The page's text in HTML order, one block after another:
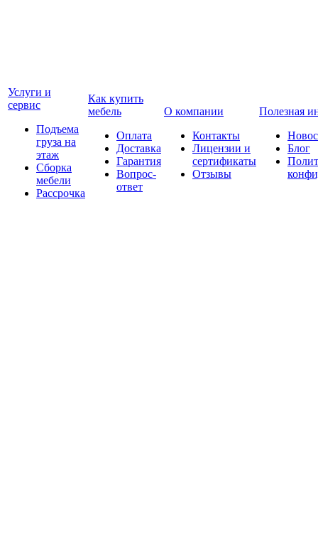
Услуги и
сервис
Подъема
груза на
этаж
Сборка
мебели
Рассрочка
Как купить
мебель
Оплата
Доставка
Гарантия
Вопрос-
ответ
О компании
Контакты
Лицензии и
сертификаты
Отзывы
Полезная
Блог